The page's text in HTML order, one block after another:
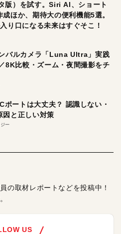
版）を試す。Siri AI、ショート
成ほか、期待大の便利機能5選。
り口になる未来はすぐそこ！
バルカメラ「Luna Ultra」実践
8K比較・ズーム・夜間撮影をチ
ポートは大丈夫？ 認識しない・
因と正しい対策
ー
の取材レポートなどを投稿中！
US